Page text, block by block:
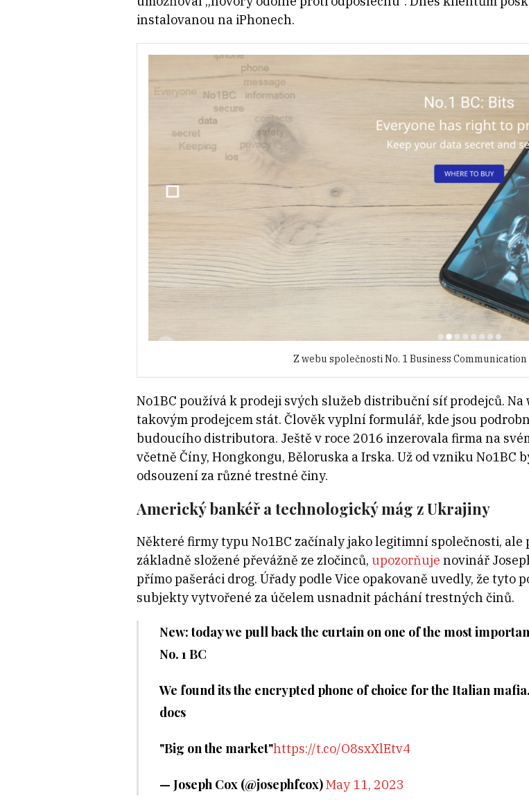
instalovanou na iPhonech.
Z webu společnosti No. 1 Business
No1BC používá k prodeji svých služeb distribuční síť prodejců.
takovým prodejcem stát. Člověk vyplní formulář, kde jsou
budoucího distributora. Ještě v roce 2016 inzerovala firma na
včetně Číny, Hongkongu, Běloruska a Irska. Už od vzniku No1BC
odsouzení za různé trestné činy.
Americký bankéř a technologický mág z Ukrajiny
Některé firmy typu No1BC začínaly jako legitimní společnosti,
základně složené převážně ze zločinců, upozorňuje novinář
přímo pašeráci drog. Úřady podle Vice opakovaně uvedly, že tyto
subjekty vytvořené za účelem usnadnit páchání trestných činů.
New: today we pull back the curtain on one of the most
No. 1 BC
We found its the encrypted phone of choice for the Italian
docs
"Big on the market"https://t.co/O8sxXlEtv4
— Joseph Cox (@josephfcox)May 11, 2023